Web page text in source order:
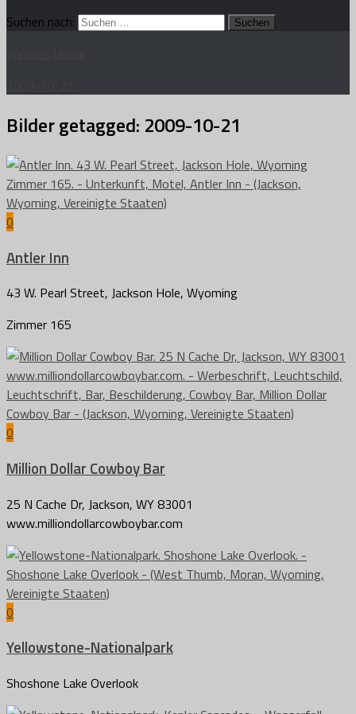
Suchen nach:
Bilder getagged: 2009-10-21
0
Antler Inn
43 W. Pearl Street, Jackson Hole, Wyoming
Zimmer 165
0
Million Dollar Cowboy Bar
25 N Cache Dr, Jackson, WY 83001
www.milliondollarcowboybar.com
0
Yellowstone-Nationalpark
Shoshone Lake Overlook